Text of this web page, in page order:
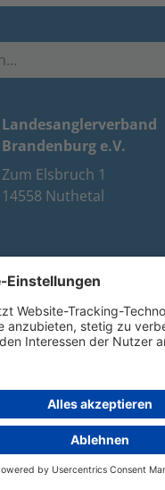
Landesanglerverband
Brandenburg e.V.
Zum Elsbruch 1
14558 Nuthetal